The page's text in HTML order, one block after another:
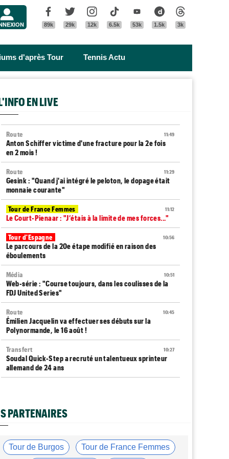
Facebook
89k
Twitter
29k
Instagram
12k
Tik Tok
6.5k
Youtube
53k
Dailymotion
1.5k 3k
d'après Tour Tennis Actu
EN LIVE
11:49
Route
Anton Schiffer victime d'une fracture pour la 2e fois
en 2 mois !
11:29
Route
Gesink : "Quand j'ai intégré le peloton, le dopage était
monnaie courante"
11:12
Tour de France Femmes
Le Court-Pienaar : "J’étais à la limite de mes forces..."
10:56
Tour d'Espagne
Le parcours de la 20e étape modifié en raison des
éboulements
10:51
Média
Web-série : "Course toujours, dans les coulisses de la
FDJ United Series"
10:45
Route
Émilien Jacquelin va effectuer ses débuts sur la
Polynormande, le 16 août !
10:27
Transfert
Soudal Quick-Step a recruté un talentueux sprinteur
allemand de 24 ans
Route
Isaac Del Toro a prolongé avec UAE Team Emirates-XRG
09:45
Tour de France Femmes
PARTENAIRES
Tour de Burgos Tour de France Femmes